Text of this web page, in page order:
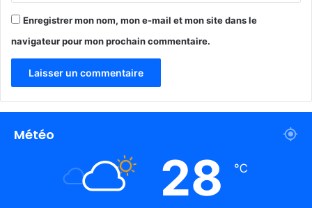
Enregistrer mon nom, mon e-mail et mon site dans le
navigateur pour mon prochain commentaire.
Météo
28 ℃